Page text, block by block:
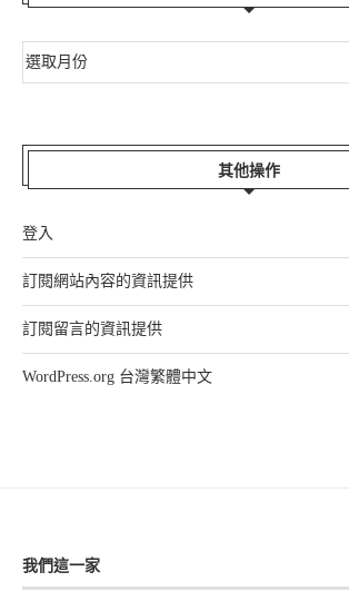
其他操作
登入
訂閱網站內容的資訊提供
訂閱留言的資訊提供
WordPress.org 台灣繁體中文
我們這一家